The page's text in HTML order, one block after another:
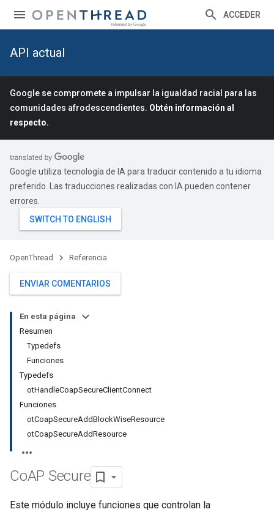
ACCEDER
API actual
Google se compromete a impulsar la igualdad racial para las
comunidades afrodescendientes. Obtén información al
respecto.
Google utiliza tecnología de IA para traducir contenido a tu idioma
preferido. Las traducciones realizadas con IA pueden contener
errores.
OpenThread Referencia
ENVIAR COMENTARIOS
En esta página
Resumen
Typedefs
Funciones
Typedefs
otHandleCoapSecureClientConnect
Funciones
otCoapSecureAddBlockWiseResource
otCoapSecureAddResource
CoAP Secure
Este módulo incluye funciones que controlan la